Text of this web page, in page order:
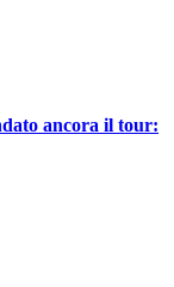
ancora il tour: